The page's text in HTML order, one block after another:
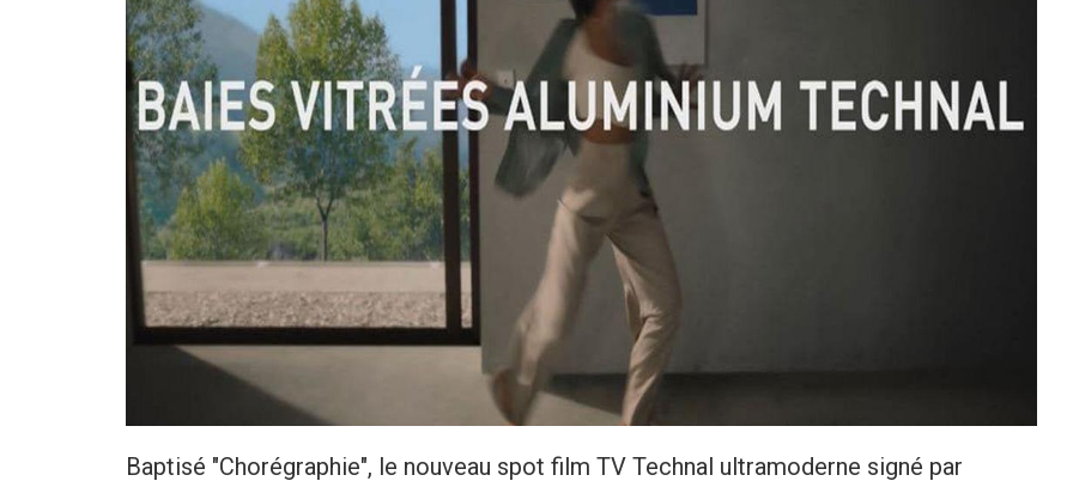
Baptisé "Chorégraphie", le nouveau spot film TV Technal ultramoderne signé par